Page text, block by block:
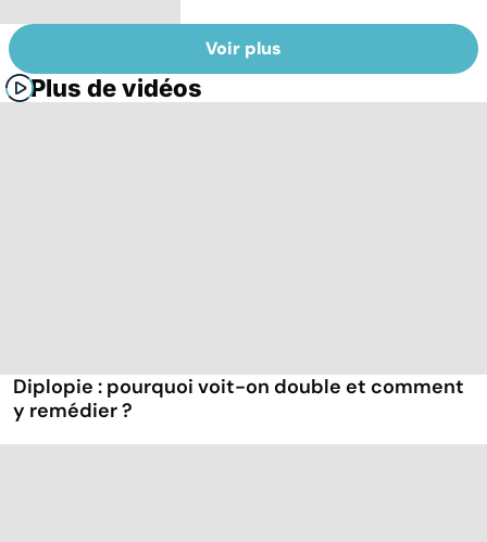
Voir plus
Plus de vidéos
Diplopie : pourquoi voit-on double et comment
y remédier ?